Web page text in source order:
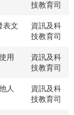
技教育司
表文
資訊及科
技教育司
用
資訊及科
技教育司
人
資訊及科
技教育司